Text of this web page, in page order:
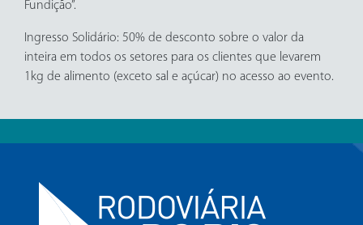
Fundição”.
Ingresso Solidário: 50% de desconto sobre o valor da
inteira em todos os setores para os clientes que levarem
1kg de alimento (exceto sal e açúcar) no acesso ao evento.